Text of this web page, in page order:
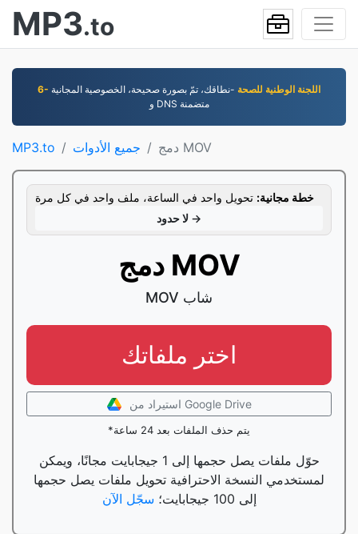
MP3.to
6- اللجنة الوطنية للصحة -نطاقك، تمّ بصورة صحيحة، الخصوصية المجانية
و DNS متضمنة
MP3.to جميع الأدوات دمج MOV
خطة مجانية: تحويل واحد في الساعة، ملف واحد في كل مرة
لا حدود →
دمج MOV
MOV شاب
اختر ملفاتك
استيراد من Google Drive
*يتم حذف الملفات بعد 24 ساعة
حوّل ملفات يصل حجمها إلى 1 جيجابايت مجانًا، ويمكن
لمستخدمي النسخة الاحترافية تحويل ملفات يصل حجمها
إلى 100 جيجابايت؛
سجّل الآن